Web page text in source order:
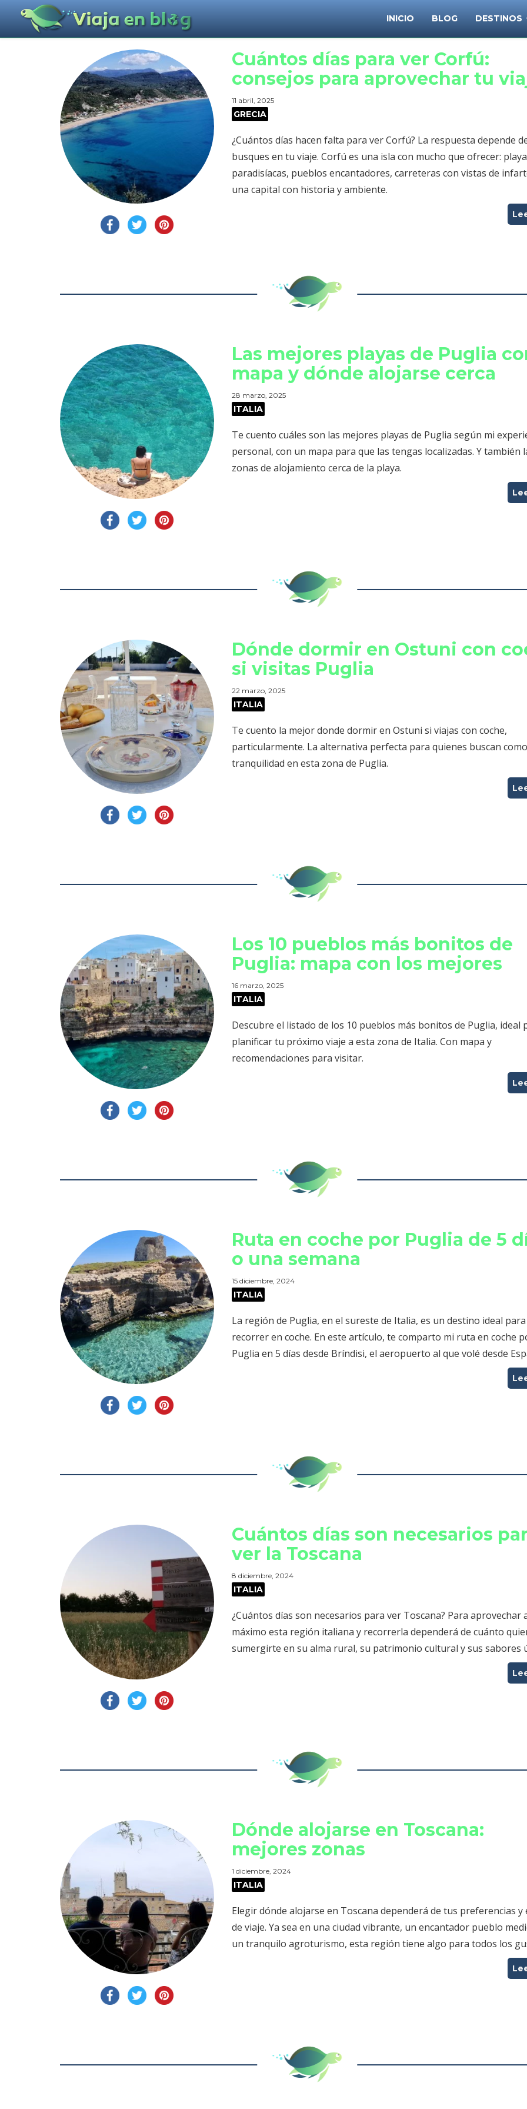
INICIO BLOG DESTINOS
Cuántos días para ver Corfú:
consejos para aprovechar tu
11 abril, 2025
GRECIA
¿Cuántos días hacen falta para ver Corfú? La respuesta depende
busques en tu viaje. Corfú es una isla con mucho que ofrecer:
paradisíacas, pueblos encantadores, carreteras con vistas de
una capital con historia y ambiente.
Las mejores playas de Puglia
mapa y dónde alojarse cerca
28 marzo, 2025
ITALIA
Te cuento cuáles son las mejores playas de Puglia según mi
personal, con un mapa para que las tengas localizadas. Y también
zonas de alojamiento cerca de la playa.
Dónde dormir en Ostuni con
si visitas Puglia
22 marzo, 2025
ITALIA
Te cuento la mejor donde dormir en Ostuni si viajas con coche,
particularmente. La alternativa perfecta para quienes buscan
tranquilidad en esta zona de Puglia.
Los 10 pueblos más bonitos de
Puglia: mapa con los mejores
16 marzo, 2025
ITALIA
Descubre el listado de los 10 pueblos más bonitos de Puglia, ideal
planificar tu próximo viaje a esta zona de Italia. Con mapa y
recomendaciones para visitar.
Ruta en coche por Puglia de 5
o una semana
15 diciembre, 2024
ITALIA
La región de Puglia, en el sureste de Italia, es un destino ideal para
recorrer en coche. En este artículo, te comparto mi ruta en coche
Puglia en 5 días desde Bríndisi, el aeropuerto al que volé desde
Cuántos días son necesarios
ver la Toscana
8 diciembre, 2024
ITALIA
¿Cuántos días son necesarios para ver Toscana? Para aprovechar
máximo esta región italiana y recorrerla dependerá de cuánto
sumergirte en su alma rural, su patrimonio cultural y sus sabores
Dónde alojarse en Toscana:
mejores zonas
1 diciembre, 2024
ITALIA
Elegir dónde alojarse en Toscana dependerá de tus preferencias y
de viaje. Ya sea en una ciudad vibrante, un encantador pueblo
un tranquilo agroturismo, esta región tiene algo para todos los